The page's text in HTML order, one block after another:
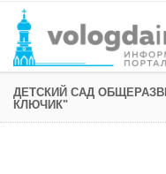
ДЕТСКИЙ САД
КЛЮЧИК"